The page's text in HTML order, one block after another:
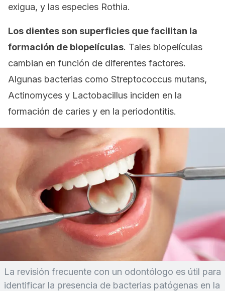
exigua, y las especies Rothia.
Los dientes son superficies que facilitan la
formación de biopelículas. Tales biopelículas
cambian en función de diferentes factores.
Algunas bacterias como Streptococcus mutans,
Actinomyces y Lactobacillus inciden en la
formación de caries y en la periodontitis.
La revisión frecuente con un odontólogo es útil para
identificar la presencia de bacterias patógenas en la